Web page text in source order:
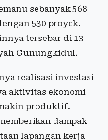
sebanyak 568
530 proyek.
tersebar di 13
Gunungkidul.
realisasi investasi
aktivitas ekonomi
produktif.
dampak
lapangan kerja